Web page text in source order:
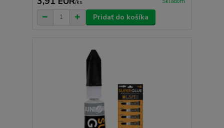
/ks
Pridať do košíka